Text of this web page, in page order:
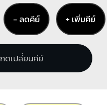
− ลดคีย์ + เพิ่มคีย์
ดเปลี่ยนคีย์